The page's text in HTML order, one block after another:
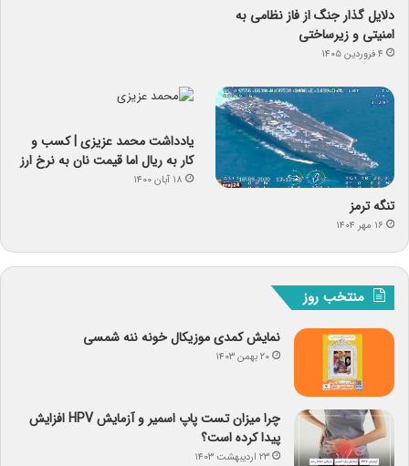
دلایل گذار جنگ از فاز نظامی به
امنیتی و زیرساختی
۴ فروردین ۱۴۰۵
تنگه ترمز
۱۶ مهر ۱۴۰۴
یادداشت‌ محمد عزیزی | کسب و
کار به ریال اما قیمت نان به نرخ ارز
۱۸ آبان ۱۴۰۰
منتخب روز
نمایش کمدی موزیکال خونه ننه شمسی
۲۰ بهمن ۱۴۰۳
چرا میزان تست پاپ اسمیر و آزمایش HPV افزایش
پیدا کرده است؟
۲۳ اردیبهشت ۱۴۰۳